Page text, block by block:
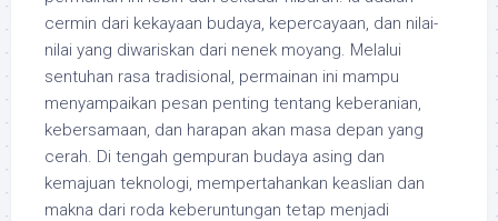
cermin dari kekayaan budaya, kepercayaan, dan nilai-
nilai yang diwariskan dari nenek moyang. Melalui
sentuhan rasa tradisional, permainan ini mampu
menyampaikan pesan penting tentang keberanian,
kebersamaan, dan harapan akan masa depan yang
cerah. Di tengah gempuran budaya asing dan
kemajuan teknologi, mempertahankan keaslian dan
makna dari roda keberuntungan tetap menjadi